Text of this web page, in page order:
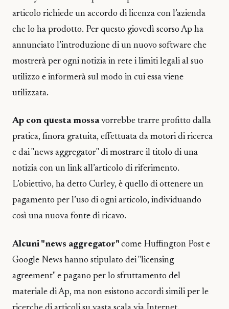
articolo richiede un accordo di licenza con l’azienda
che lo ha prodotto. Per questo giovedì scorso Ap ha
annunciato l’introduzione di un nuovo software che
mostrerà per ogni notizia in rete i limiti legali al suo
utilizzo e informerà sul modo in cui essa viene
utilizzata.
Ap con questa mossavorrebbe trarre profitto dalla
pratica, finora gratuita, effettuata da motori di ricerca
e dai "news aggregator" di mostrare il titolo di una
notizia con un link all’articolo di riferimento.
L’obiettivo, ha detto Curley, è quello di ottenere un
pagamento per l’uso di ogni articolo, individuando
così una nuova fonte di ricavo.
Alcuni "news aggregator" come Huffington Post e
Google News hanno stipulato dei "licensing
agreement" e pagano per lo sfruttamento del
materiale di Ap, ma non esistono accordi simili per le